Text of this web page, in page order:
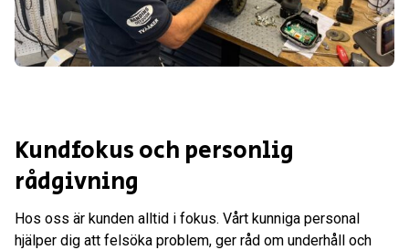
Kundfokus och personlig
rådgivning
Hos oss är kunden alltid i fokus. Vårt kunniga personal
hjälper dig att felsöka problem, ger råd om underhåll och